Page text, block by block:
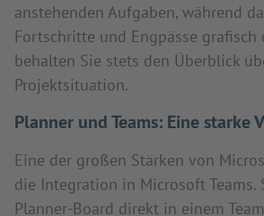
anstehenden Aufgaben, während
Fortschritte und Engpässe grafisch
behalten Sie stets den Überblick
Projektsituation.
Planner und Teams: Eine starke
Eine der großen Stärken von
die Integration in Microsoft Teams.
Planner-Board direkt in einem